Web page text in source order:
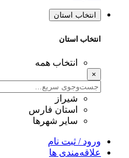
انتخاب استان
انتخاب استان
انتخاب همه
×
شیراز
استان فارس
سایر شهرها
ورود / ثبت نام
علاقه‌مندی ها